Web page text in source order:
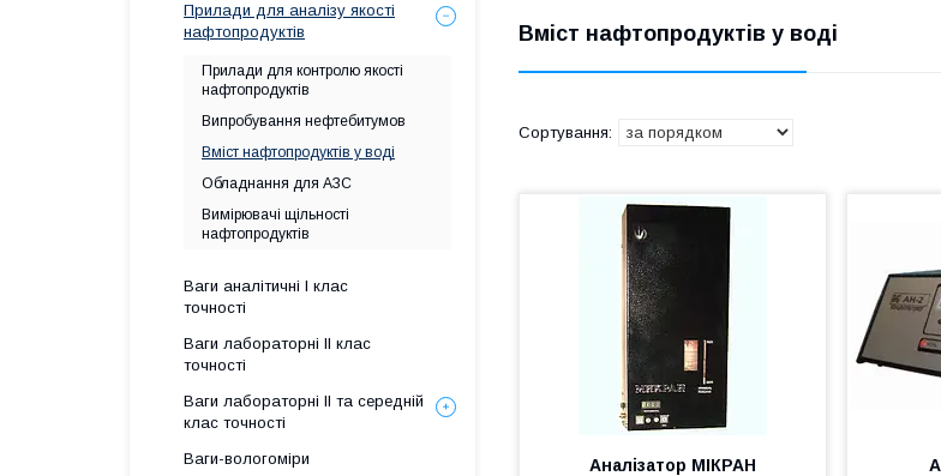
Вміст нафтопродуктів у воді
Аналізатор МІКРАН
Прилади для аналізу якості
нафтопродуктів
Прилади для контролю якості
нафтопродуктів
Випробування нефтебитумов
Вміст нафтопродуктів у воді
Обладнання для АЗС
Вимірювачі щільності
нафтопродуктів
Ваги аналітичні І клас
точності
Ваги лабораторні ІІ клас
точності
Ваги лабораторні ІІ та середній
клас точності
Ваги-вологоміри